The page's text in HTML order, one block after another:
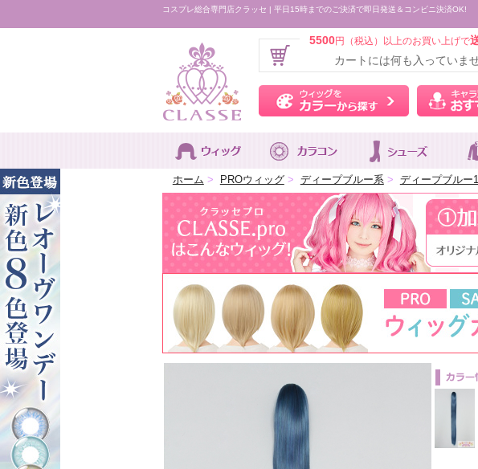
コスプレ総合専門店クラッセ | 平日15時までのご決済で即日発送＆コンビニ決済OK!
5500円（税込）以上のお買い上げで
カートには何も入っていま
ウィッグを
ホーム > PROウィッグ > ディープブルー系 > ディープブルー